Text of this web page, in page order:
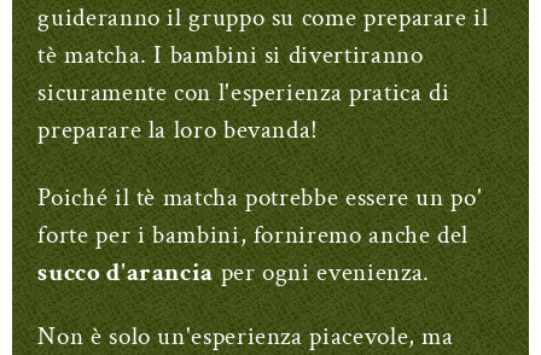
guideranno il gruppo su come preparare il
tè matcha. I bambini si divertiranno
sicuramente con l'esperienza pratica di
preparare la loro bevanda!
Poiché il tè matcha potrebbe essere un po'
forte per i bambini, forniremo anche del
succo d'arancia per ogni evenienza.
Non è solo un'esperienza piacevole, ma